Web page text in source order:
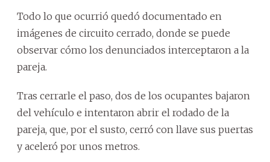
Todo lo que ocurrió quedó documentado en
imágenes de circuito cerrado, donde se puede
observar cómo los denunciados interceptaron a la
pareja.
Tras cerrarle el paso, dos de los ocupantes bajaron
del vehículo e intentaron abrir el rodado de la
pareja, que, por el susto, cerró con llave sus puertas
y aceleró por unos metros.